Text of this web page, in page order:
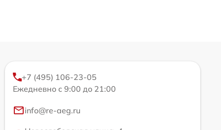
+7 (495) 106-23-05
Ежедневно с 9:00 до 21:00
info@re-aeg.ru